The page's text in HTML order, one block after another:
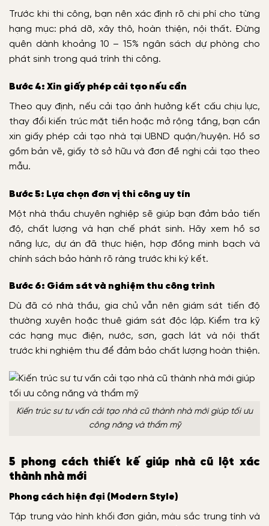
Trước khi thi công, bạn nên xác định rõ chi phí cho từng
hạng mục: phá dỡ, xây thô, hoàn thiện, nội thất. Đừng
quên dành khoảng 10 – 15% ngân sách dự phòng cho
phát sinh trong quá trình thi công.
Bước 4: Xin giấy phép cải tạo nếu cần
Theo quy định, nếu cải tạo ảnh hưởng kết cấu chịu lực,
thay đổi kiến trúc mặt tiền hoặc mở rộng tầng, bạn cần
xin giấy phép cải tạo nhà tại UBND quận/huyện. Hồ sơ
gồm bản vẽ, giấy tờ sở hữu và đơn đề nghị cải tạo theo
mẫu.
Bước 5: Lựa chọn đơn vị thi công uy tín
Một nhà thầu chuyên nghiệp sẽ giúp bạn đảm bảo tiến
độ, chất lượng và hạn chế phát sinh. Hãy xem hồ sơ
năng lực, dự án đã thực hiện, hợp đồng minh bạch và
chính sách bảo hành rõ ràng trước khi ký kết.
Bước 6: Giám sát và nghiệm thu công trình
Dù đã có nhà thầu, gia chủ vẫn nên giám sát tiến độ
thường xuyên hoặc thuê giám sát độc lập. Kiểm tra kỹ
các hạng mục điện, nước, sơn, gạch lát và nội thất
trước khi nghiệm thu để đảm bảo chất lượng hoàn thiện.
Kiến trúc sư tư vấn cải tạo nhà cũ thành nhà mới giúp tối ưu
công năng và thẩm mỹ
5 phong cách thiết kế giúp nhà cũ lột xác
thành nhà mới
Phong cách hiện đại (Modern Style)
Tập trung vào hình khối đơn giản, màu sắc trung tính và